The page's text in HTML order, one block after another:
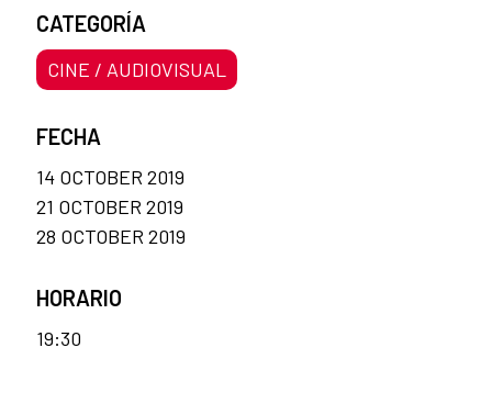
CATEGORÍA
CINE / AUDIOVISUAL
FECHA
14 OCTOBER 2019
21 OCTOBER 2019
28 OCTOBER 2019
HORARIO
19:30